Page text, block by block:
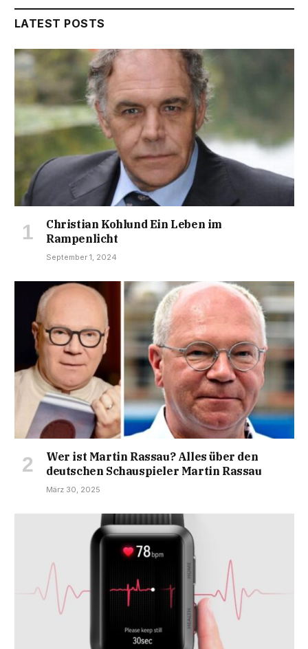
LATEST POSTS
Christian Kohlund Ein Leben im
Rampenlicht
September 1, 2024
Wer ist Martin Rassau? Alles über den
deutschen Schauspieler Martin Rassau
März 30, 2025